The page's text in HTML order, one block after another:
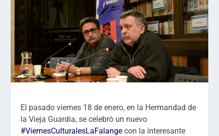
El pasado viernes 18 de enero, en la Hermandad de
la Vieja Guardia, se celebró un nuevo
#ViernesCulturalesLaFalange con la interesante